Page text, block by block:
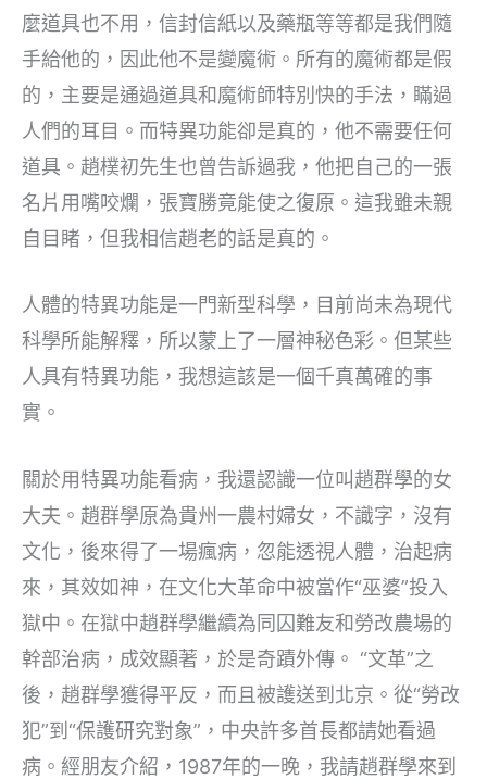
麼道具也不用，信封信紙以及藥瓶等等都是我們隨
手給他的，因此他不是變魔術。所有的魔術都是假
的，主要是通過道具和魔術師特別快的手法，瞞過
人們的耳目。而特異功能卻是真的，他不需要任何
道具。趙樸初先生也曾告訴過我，他把自己的一張
名片用嘴咬爛，張寶勝竟能使之復原。這我雖未親
自目睹，但我相信趙老的話是真的。
人體的特異功能是一門新型科學，目前尚未為現代
科學所能解釋，所以蒙上了一層神秘色彩。但某些
人具有特異功能，我想這該是一個千真萬確的事
實。
關於用特異功能看病，我還認識一位叫趙群學的女
大夫。趙群學原為貴州一農村婦女，不識字，沒有
文化，後來得了一場瘋病，忽能透視人體，治起病
來，其效如神，在文化大革命中被當作“巫婆”投入
獄中。在獄中趙群學繼續為同囚難友和勞改農場的
幹部治病，成效顯著，於是奇蹟外傳。 “文革”之
後，趙群學獲得平反，而且被護送到北京。從“勞改
犯”到“保護研究對象”，中央許多首長都請她看過
病。經朋友介紹，1987年的一晚，我請趙群學來到